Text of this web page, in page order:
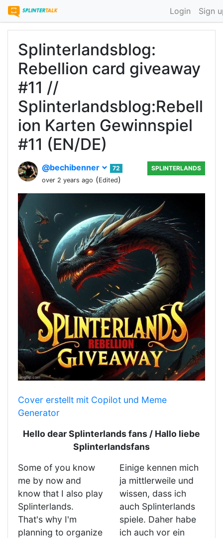
Login Sign
Splinterlandsblog:
Rebellion card giveaway
#11 //
Splinterlandsblog:Rebell
ion Karten Gewinnspiel
#11 (EN/DE)
@bechibenner
72
over 2 years ago (Edited)
SPLINTERLANDS
Cover erstellt mit Copilot und Meme
Generator
Hello dear Splinterlands fans / Hallo liebe
Splinterlandsfans
Some of you know
me by now and
know that I also play
Splinterlands.
That's why I'm
planning to organize
Einige kennen mich
ja mittlerweile und
wissen, dass ich
auch Splinterlands
spiele. Daher habe
ich auch vor ein